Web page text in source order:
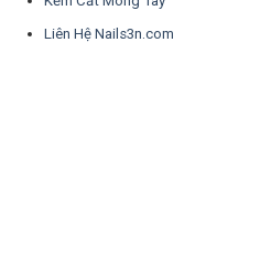
Liên Hệ Nails3n.com